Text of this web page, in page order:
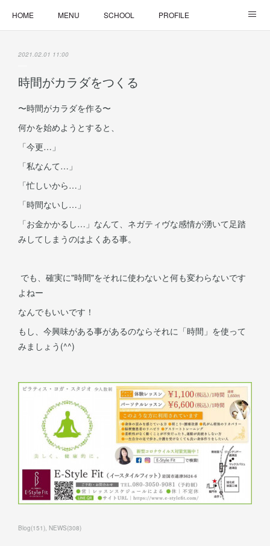
HOME MENU SCHOOL PROFILE
2021.02.01 11:00
時間がカラダをつくる
〜時間がカラダを作る〜
何かを始めようとすると、
「今更…」
「私なんて…」
「忙しいから…」
「時間ないし…」
「お金かかるし…」なんて、ネガティヴな感情が湧いて足踏
みしてしまうのはよくある事。
でも、確実に"時間"をそれに使わないと何も変わらないです
よねー
なんでもいいです！
もし、今興味がある事があるのならそれに「時間」を使って
みましょう(^^)
Blog(151) NEWS(308)